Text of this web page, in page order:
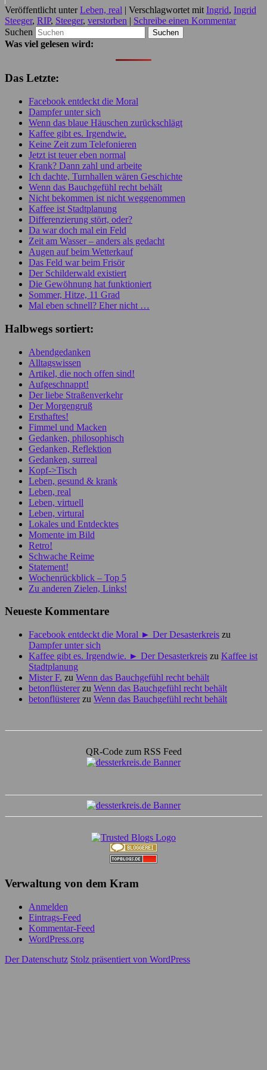
Veröffentlicht unter Leben, real | Verschlagwortet mit Ingrid, Ingrid
Steeger, RIP, Steeger, verstorben | Schreibe einen Kommentar
Suchen
Was viel gelesen wird:
Das Letzte:
Facebook entdeckt die Moral
Dampfer unter sich
Wenn das blaue Häuschen zurückschlägt
Kaffee gibt es. Irgendwie.
Keine Zeit zum Telefonieren
Jetzt ist teuer eben normal
Krank? Dann zahl und arbeite
Ich dachte, Turnhallen wären Geschichte
Wenn das Bauchgefühl recht behält
Nicht bekommen ist nicht weggenommen
Kaffee ist Stadtplanung
Differenzierung stört, oder?
Da war doch mal ein Feld
Zeit am Wasser – anders als gedacht
Augen auf beim Wetterkauf
Das Feld war beim Frisör
Der Schilderwald existiert
Die Gewöhnung hat funktioniert
Sommer, Hitze, 11 Grad
Mal eben schnell? Eher nicht …
Halbwegs sortiert:
Abendgedanken
Alltagswissen
Artikel, die noch offen sind!
Aufgeschnappt!
Der liebe Straßenverkehr
Der Morgengruß
Ersthaftes!
Fimmel und Macken
Gedanken, philosophisch
Gedanken, Reflektion
Gedanken, surreal
Kopf->Tisch
Leben, gesund & krank
Leben, real
Leben, virtuell
Leben, virtural
Lokales und Entdecktes
Momente im Bild
Retro!
Schwache Reime
Statement!
Wochenrückblick – Top 5
Zu anderen Zielen, Links!
Neueste Kommentare
Facebook entdeckt die Moral ► Der Desasterkreis zu
Dampfer unter sich
Kaffee gibt es. Irgendwie. ► Der Desasterkreis zu Kaffee ist
Stadtplanung
Mister F. zu Wenn das Bauchgefühl recht behält
betonflüstererzu Wenn das Bauchgefühl recht behält
betonflüstererzu Wenn das Bauchgefühl recht behält
QR-Code zum RSS Feed
Verwaltung von dem Kram
Anmelden
Eintrags-Feed
Kommentar-Feed
WordPress.org
Der Datenschutz Stolz präsentiert von WordPress